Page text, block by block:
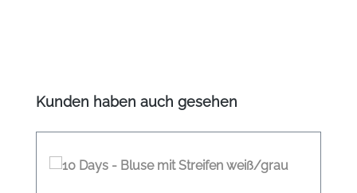
Produktgalerie überspringen
Kunden haben auch gesehen